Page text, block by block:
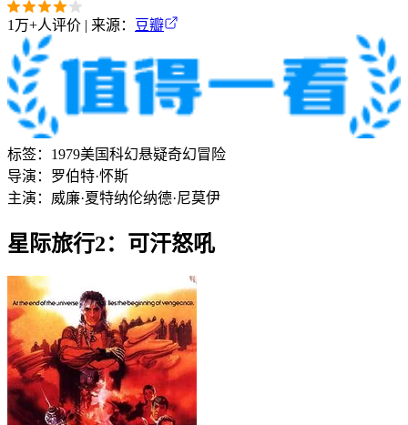
1万+人评价 | 来源： 豆瓣
标签： 1979美国科幻悬疑奇幻冒险
导演： 罗伯特·怀斯
主演： 威廉·夏特纳伦纳德·尼莫伊
星际旅行2：可汗怒吼